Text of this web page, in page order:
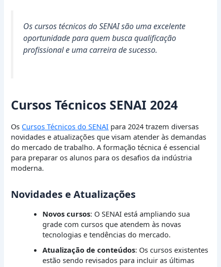
Os cursos técnicos do SENAI são uma excelente
oportunidade para quem busca qualificação
profissional e uma carreira de sucesso.
Cursos Técnicos SENAI 2024
Os Cursos Técnicos do SENAI para 2024 trazem diversas
novidades e atualizações que visam atender às demandas
do mercado de trabalho. A formação técnica é essencial
para preparar os alunos para os desafios da indústria
moderna.
Novidades e Atualizações
Novos cursos: O SENAI está ampliando sua
grade com cursos que atendem às novas
tecnologias e tendências do mercado.
Atualização de conteúdos: Os cursos existentes
estão sendo revisados para incluir as últimas